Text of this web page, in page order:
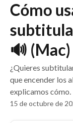
Cómo
🔊 (Mac)
¿Quieres
que encender los
explicamos cómo.
15 de octubre de